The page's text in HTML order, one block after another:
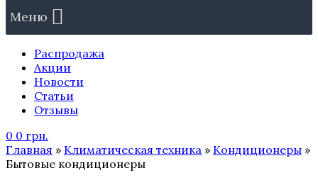
Меню
Распродажа
Акции
Новости
Статьи
Отзывы
0 0 грн.
Главная » Климатическая техника » Кондиционеры »
Бытовые кондиционеры